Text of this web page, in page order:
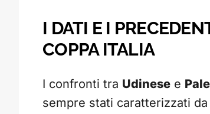
I DATI E I
COPPA ITALIA
I confronti tra Udinese e
sempre stati caratterizzati